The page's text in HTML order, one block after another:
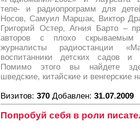
теле- и радиопрограмм для
Носов, Самуил Маршак, Виктор
Григорий Остер, Агния Барто –
авторов с плохо скрываемым
журналисты радиостанции
воспитанники детских садов и
Помимо этого вы найдете
шведские, китайские и венгерские
Визитов: 370 Добавлен: 31.07.2009
Попробуй себя в роли